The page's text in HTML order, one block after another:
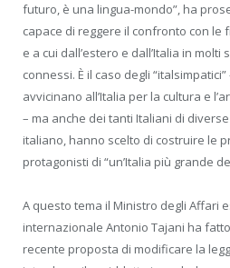
futuro, è una lingua-mondo”, ha
capace di reggere il confronto con le
e a cui dall’estero e dall’Italia in
connessi. È il caso degli
avvicinano all’Italia per la cultura e
– ma anche dei tanti Italiani di
italiano, hanno scelto di costruire le
protagonisti di “un’Italia più grande
A questo tema il Ministro degli Affari
internazionale Antonio Tajani ha
recente proposta di modificare la